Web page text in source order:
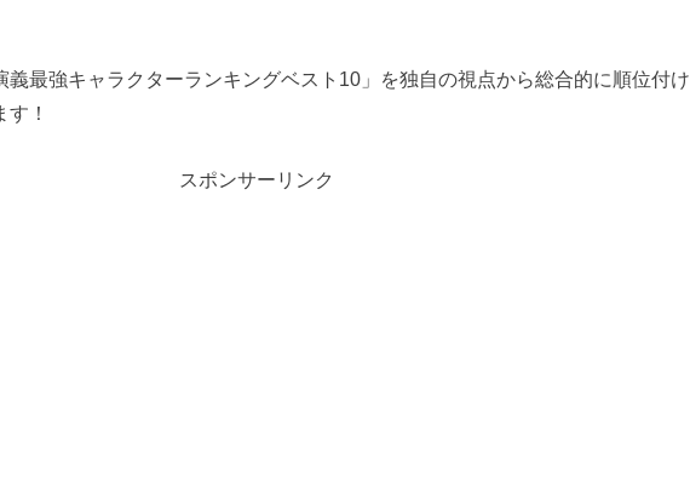
義最強キャラクターランキングベスト10」を独自の視点から総合的に順位付け
！
スポンサーリンク